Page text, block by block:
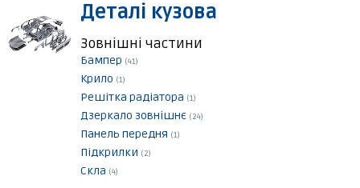
Деталі кузова
Зовнішні частини
Бампер (41)
Крило (1)
Решітка радіатора (1)
Дзеркало зовнішнє (24)
Панель передня (1)
Підкрилки (2)
Скла (4)